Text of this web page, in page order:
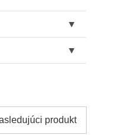
produkt